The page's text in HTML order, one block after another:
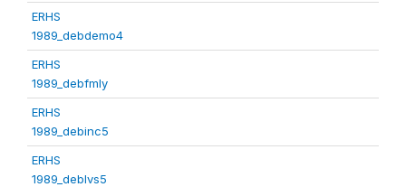
ERHS
1989_debdemo4
ERHS
1989_debfmly
ERHS
1989_debinc5
ERHS
1989_deblvs5